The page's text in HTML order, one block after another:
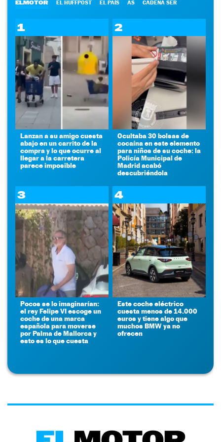
ELMOTOR EL HUFFPOST EL PAÍS AS CADENA SER
1
Lanzan a su amigo cuesta
abajo en un carrito de la
compra y lo que ocurre al
llegar a la carretera
parece imposible
2
Ocultaba 30 bolsas de
cocaína en este elemento
para niños de su coche: la
Policía Municipal de
Madrid acabó
descubriéndola
3
Pocos se lo imaginarían:
el rey Felipe VI escoge un
coche de una marca
española para moverse
por Palma de Mallorca y
esto es lo que cuesta
4
Este coche eléctrico
cuesta menos de 14.000
euros y tiene algo que
muchos BMW ya no
ofrecen